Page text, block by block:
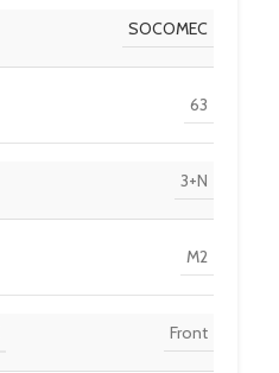
SOCOMEC
63
3+N
M2
Front